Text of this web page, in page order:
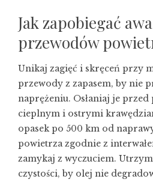
Jak zapobiegać
przewodów
Unikaj zagięć i skręceń przy
przewody z zapasem, by nie
naprężeniu. Osłaniaj je
cieplnym i ostrymi
opasek po 500 km od
powietrza zgodnie z
zamykaj z wyczuciem.
czystości, by olej nie